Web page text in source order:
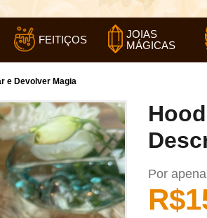
FEITIÇOS
JOIAS
MÁGICAS
e Devolver Magia
Por
R$